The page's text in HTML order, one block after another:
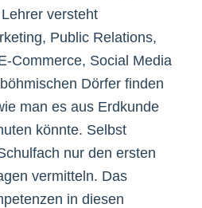
versteht
Public Relations,
Commerce, Social Media
Dörfer finden
man es aus Erdkunde
könnte. Selbst
nur den ersten
vermitteln. Das
in diesen